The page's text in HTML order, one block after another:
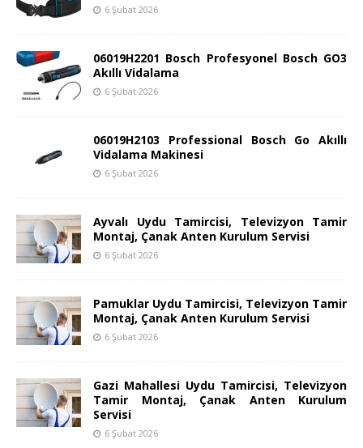
6 Şubat 2026
06019H2201 Bosch Profesyonel Bosch GO3
Akıllı Vidalama
6 Şubat 2026
06019H2103 Professional Bosch Go Akıllı
Vidalama Makinesi
6 Şubat 2026
Ayvalı Uydu Tamircisi, Televizyon Tamir
Montaj, Çanak Anten Kurulum Servisi
6 Şubat 2026
Pamuklar Uydu Tamircisi, Televizyon Tamir
Montaj, Çanak Anten Kurulum Servisi
6 Şubat 2026
Gazi Mahallesi Uydu Tamircisi, Televizyon
Tamir Montaj, Çanak Anten Kurulum
Servisi
6 Şubat 2026